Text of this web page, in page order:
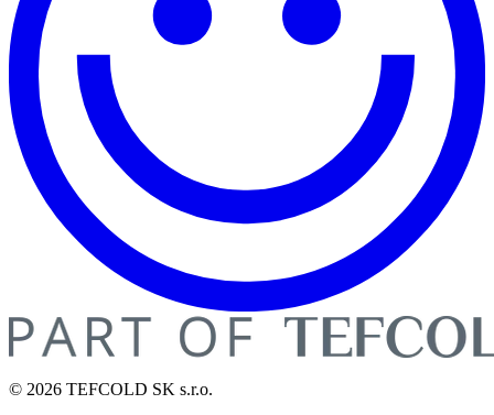
© 2026 TEFCOLD SK s.r.o.